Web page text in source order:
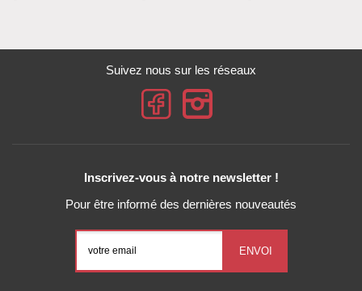
Suivez nous sur les réseaux
Inscrivez-vous à notre newsletter !
Pour être informé des dernières nouveautés